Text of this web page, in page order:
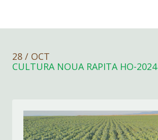
28 / OCT
CULTURA NOUA RAPITA HO-2024